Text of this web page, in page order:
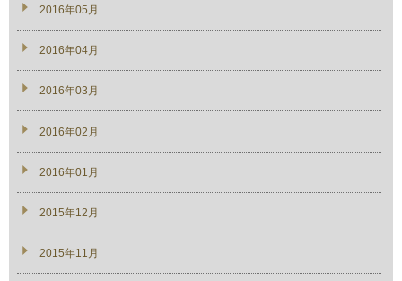
2016年05月
2016年04月
2016年03月
2016年02月
2016年01月
2015年12月
2015年11月